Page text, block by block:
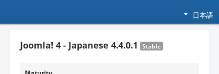
日本語
Joomla! 4 - Japanese 4.4.0.1 Stable